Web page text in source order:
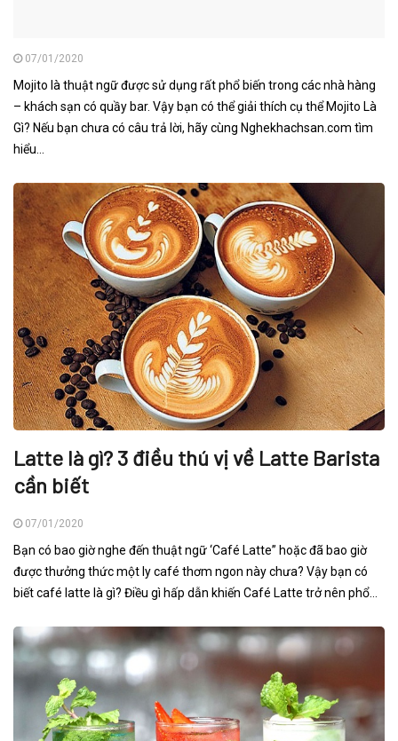
07/01/2020
Mojito là thuật ngữ được sử dụng rất phổ biến trong các nhà hàng
– khách sạn có quầy bar. Vậy bạn có thể giải thích cụ thể Mojito Là
Gì? Nếu bạn chưa có câu trả lời, hãy cùng Nghekhachsan.com tìm
hiểu...
Latte là gì? 3 điều thú vị về Latte Barista
cần biết
07/01/2020
Bạn có bao giờ nghe đến thuật ngữ ‘Café Latte” hoặc đã bao giờ
được thưởng thức một ly café thơm ngon này chưa? Vậy bạn có
biết café latte là gì? Điều gì hấp dẫn khiến Café Latte trở nên phổ...